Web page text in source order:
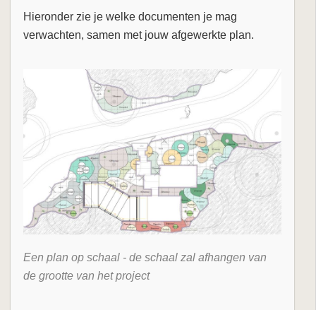
Hieronder zie je welke documenten je mag
verwachten, samen met jouw afgewerkte plan.
Een plan op schaal - de schaal zal afhangen van
de grootte van het project